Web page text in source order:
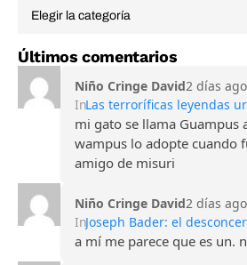
Últimos comentarios
Niño Cringe David2 días ago
In
mi gato se llama Guampus
wampus lo adopte cuando
amigo de misuri
Niño Cringe David2 días ago
In
a mí me parece que es un.